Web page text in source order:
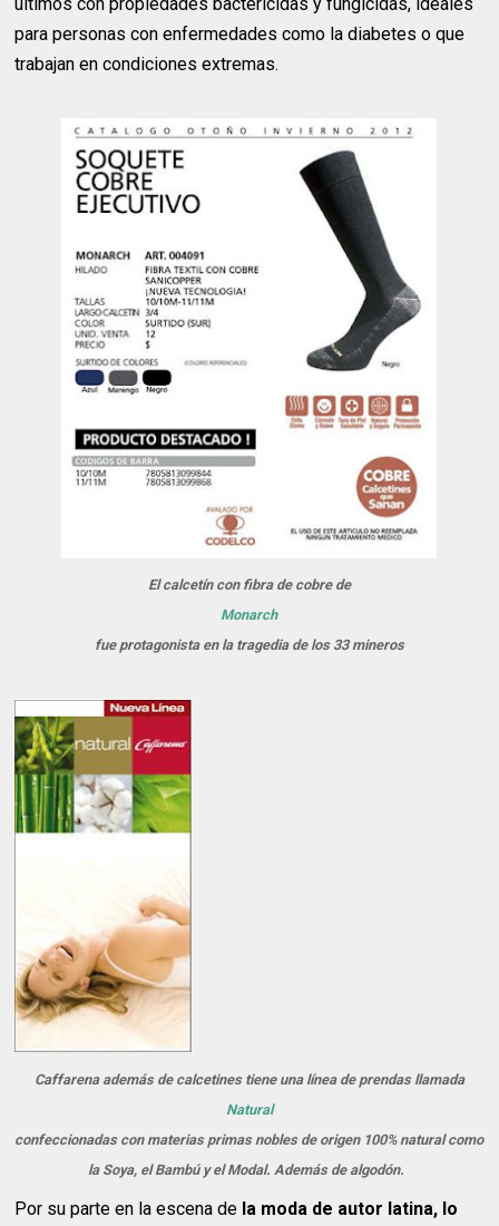
para personas con enfermedades como la diabetes o que
trabajan en condiciones extremas.
El calcetín con fibra de cobre de
Monarch
fue protagonista en la tragedia de los 33 mineros
Caffarena además de calcetines tiene una línea de prendas llamada
Natural
confeccionadas con materias primas nobles de origen 100% natural como
la Soya, el Bambú y el Modal. Además de algodón.
Por su parte en la escena de la moda de autor latina, lo